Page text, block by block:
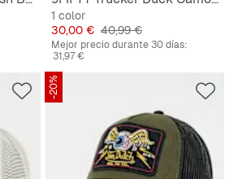
1 color
Precio
30,00 € Precio original
40,99 €
Mejor precio durante 30 días:
31,97 €
-20%